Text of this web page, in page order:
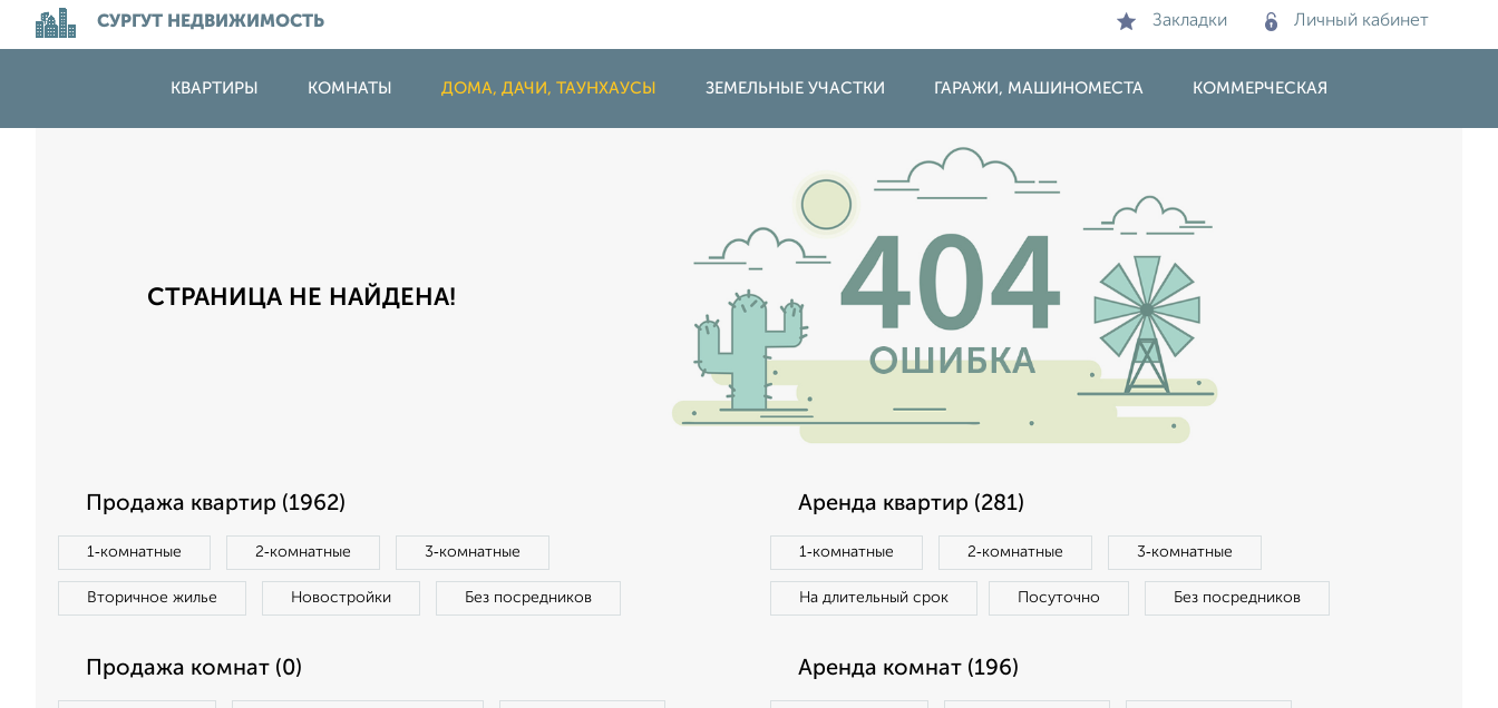
СУРГУТ НЕДВИЖИМОСТЬ Закладки Личный кабинет
КВАРТИРЫ КОМНАТЫ ДОМА, ДАЧИ, ТАУНХАУСЫ ЗЕМЕЛЬНЫЕ УЧАСТКИ ГАРАЖИ, МАШИНОМЕСТА КОММЕРЧЕСКАЯ
СТРАНИЦА НЕ НАЙДЕНА!
Продажа квартир (1962)
1‑комнатные 2‑комнатные 3‑комнатные
Вторичное жилье Новостройки Без посредников
Аренда квартир (281)
1‑комнатные 2‑комнатные 3‑комнатные
На длительный срок Посуточно Без посредников
Продажа комнат (0) Аренда комнат (196)